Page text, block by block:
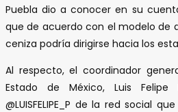
Puebla dio a conocer en su
que de acuerdo con el modelo de
ceniza podría dirigirse hacia los
Al respecto, el coordinador
Estado de México, Luis
@LUISFELIPE_P de la red social